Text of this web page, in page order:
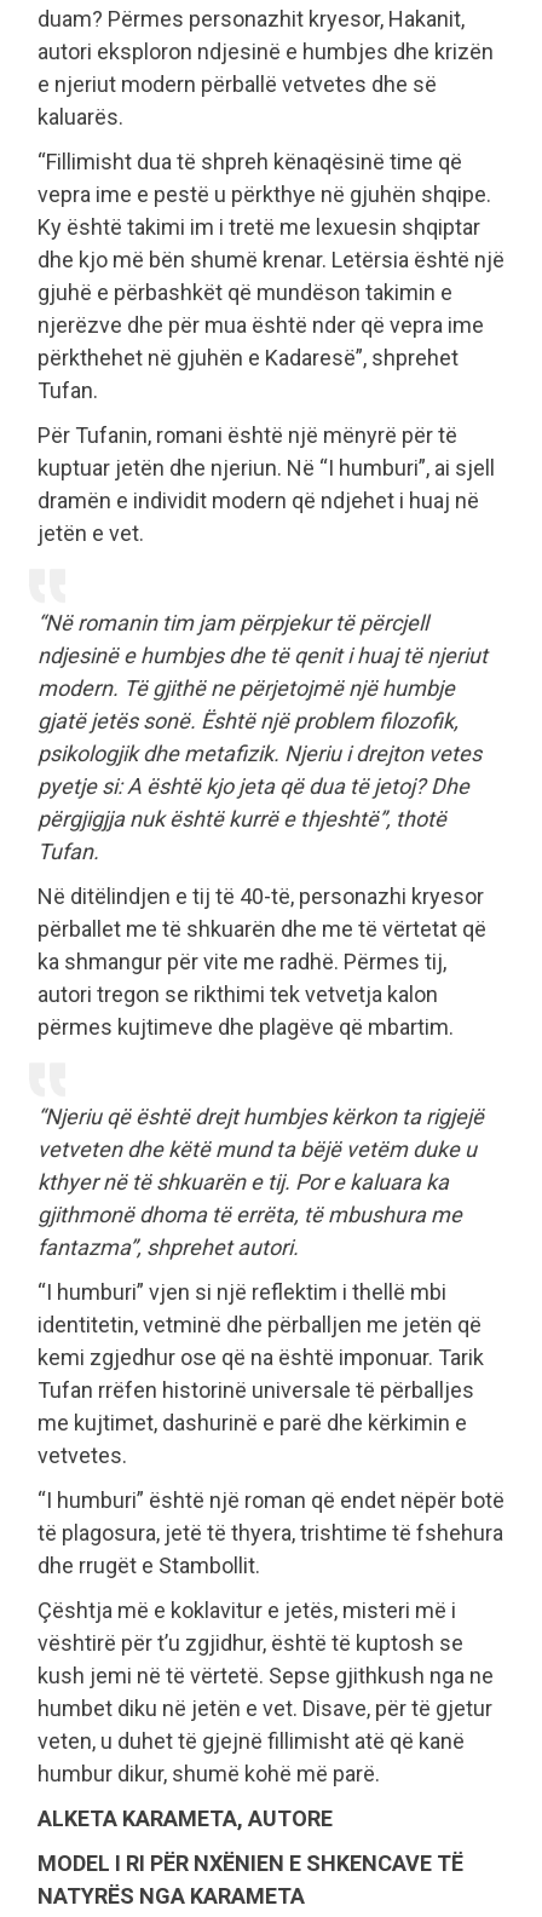
duam? Përmes personazhit kryesor, Hakanit,
autori eksploron ndjesinë e humbjes dhe krizën
e njeriut modern përballë vetvetes dhe së
kaluarës.
“Fillimisht dua të shpreh kënaqësinë time që
vepra ime e pestë u përkthye në gjuhën shqipe.
Ky është takimi im i tretë me lexuesin shqiptar
dhe kjo më bën shumë krenar. Letërsia është një
gjuhë e përbashkët që mundëson takimin e
njerëzve dhe për mua është nder që vepra ime
përkthehet në gjuhën e Kadaresë”, shprehet
Tufan.
Për Tufanin, romani është një mënyrë për të
kuptuar jetën dhe njeriun. Në “I humburi”, ai sjell
dramën e individit modern që ndjehet i huaj në
jetën e vet.
“Në romanin tim jam përpjekur të përcjell
ndjesinë e humbjes dhe të qenit i huaj të njeriut
modern. Të gjithë ne përjetojmë një humbje
gjatë jetës sonë. Është një problem filozofik,
psikologjik dhe metafizik. Njeriu i drejton vetes
pyetje si: A është kjo jeta që dua të jetoj? Dhe
përgjigjja nuk është kurrë e thjeshtë”, thotë
Tufan.
Në ditëlindjen e tij të 40-të, personazhi kryesor
përballet me të shkuarën dhe me të vërtetat që
ka shmangur për vite me radhë. Përmes tij,
autori tregon se rikthimi tek vetvetja kalon
përmes kujtimeve dhe plagëve që mbartim.
“Njeriu që është drejt humbjes kërkon ta rigjejë
vetveten dhe këtë mund ta bëjë vetëm duke u
kthyer në të shkuarën e tij. Por e kaluara ka
gjithmonë dhoma të errëta, të mbushura me
fantazma”, shprehet autori.
“I humburi” vjen si një reflektim i thellë mbi
identitetin, vetminë dhe përballjen me jetën që
kemi zgjedhur ose që na është imponuar. Tarik
Tufan rrëfen historinë universale të përballjes
me kujtimet, dashurinë e parë dhe kërkimin e
vetvetes.
“I humburi” është një roman që endet nëpër botë
të plagosura, jetë të thyera, trishtime të fshehura
dhe rrugët e Stambollit.
Çështja më e koklavitur e jetës, misteri më i
vështirë për t’u zgjidhur, është të kuptosh se
kush jemi në të vërtetë. Sepse gjithkush nga ne
humbet diku në jetën e vet. Disave, për të gjetur
veten, u duhet të gjejnë fillimisht atë që kanë
humbur dikur, shumë kohë më parë.
ALKETA KARAMETA, AUTORE
MODEL I RI PËR NXËNIEN E SHKENCAVE TË
NATYRËS NGA KARAMETA